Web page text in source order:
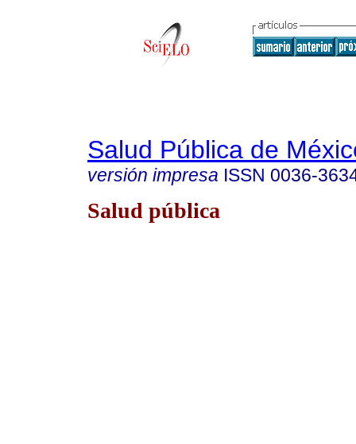
Salud Pública de
versión impresa ISSN 0036-
Salud pública